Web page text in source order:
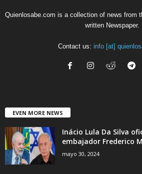
Quienlosabe.com is a collection of news from
written Newspaper.
Contact us: info [at]
EVEN MORE NEWS
Inácio Lula Da Silva
embajador Frederico
mayo 30, 2024